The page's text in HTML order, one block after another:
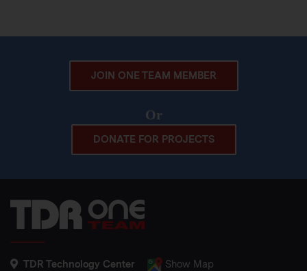
JOIN ONE TEAM MEMBER
Or
DONATE FOR PROJECTS
TDR Technology Center
Show Map